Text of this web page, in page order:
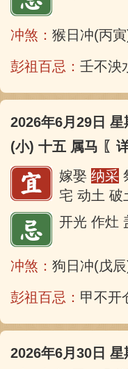
冲煞： 猴日冲(丙
彭祖百忌： 壬不泱
2026年6月29日 星
(小) 十五 属马 〖
嫁娶 纳采
宅 动土 破
开光 作灶
冲煞： 狗日冲(戊
彭祖百忌： 甲不开
2026年6月30日 星